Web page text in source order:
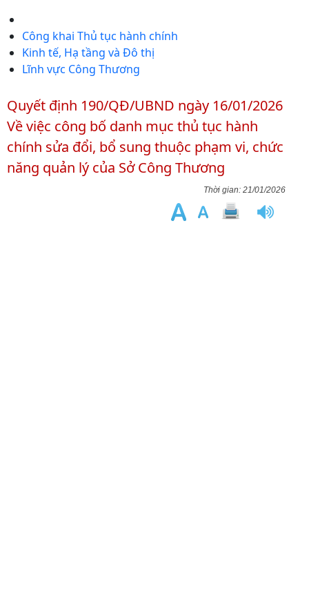
Công khai Thủ tục hành chính
Kinh tế, Hạ tầng và Đô thị
Lĩnh vực Công Thương
Quyết định 190/QĐ/UBND ngày 16/01/2026
Về việc công bố danh mục thủ tục hành
chính sửa đổi, bổ sung thuộc phạm vi, chức
năng quản lý của Sở Công Thương
21/01/2026